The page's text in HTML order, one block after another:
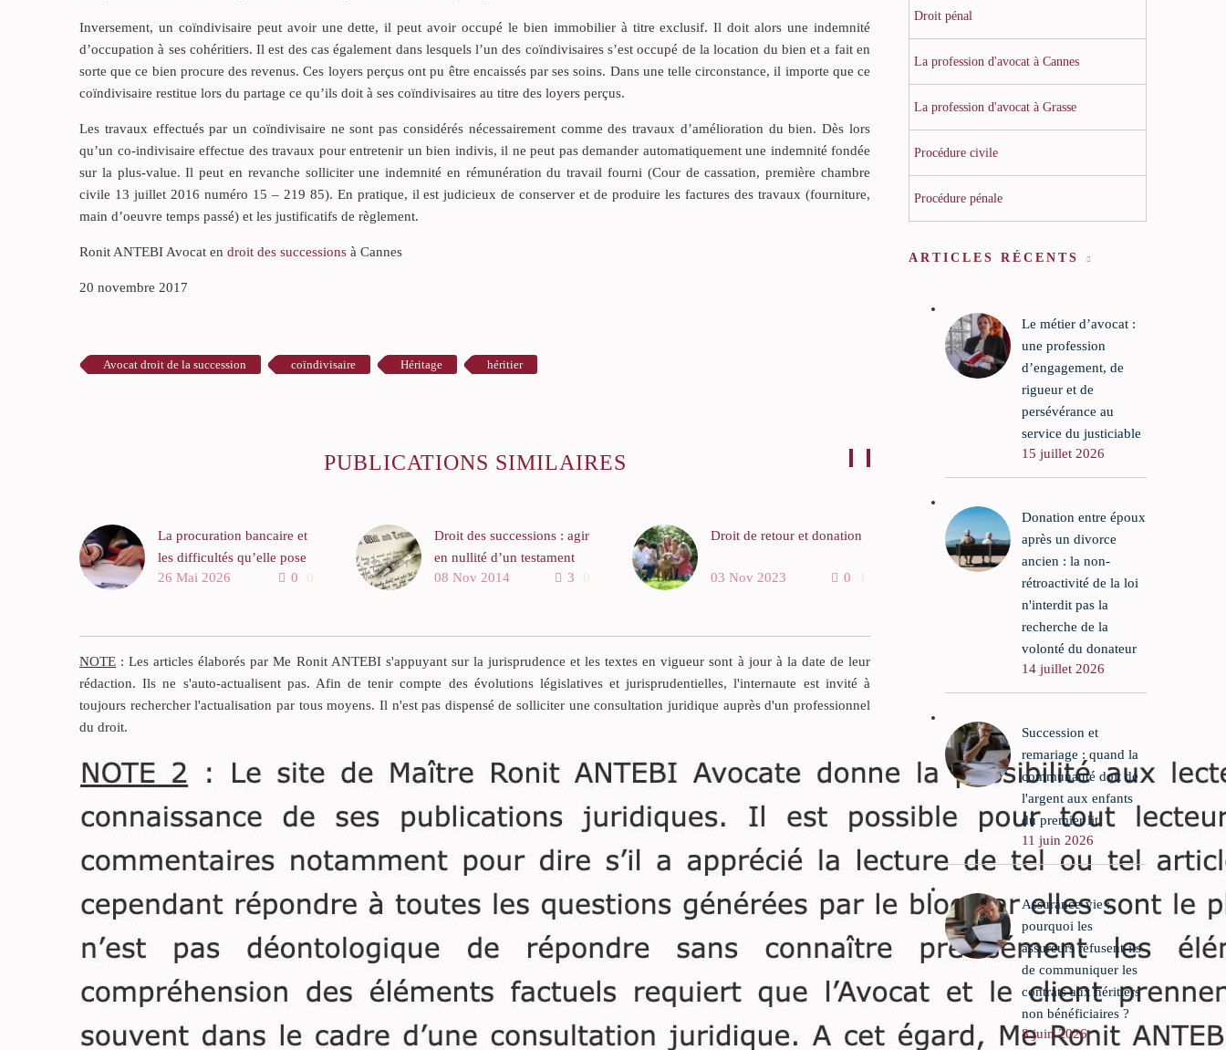
Inversement, un coïndivisaire peut avoir une dette, il peut avoir occupé le bien immobilier à titre exclusif. Il doit alors une indemnité
d’occupation à ses cohéritiers. Il est des cas également dans lesquels l’un des coïndivisaires s’est occupé de la location du bien et a fait en
sorte que ce bien procure des revenus. Ces loyers perçus ont pu être encaissés par ses soins. Dans une telle circonstance, il importe que ce
coïndivisaire restitue lors du partage ce qu’ils doit à ses coïndivisaires au titre des loyers perçus.
Les travaux effectués par un coïndivisaire ne sont pas considérés nécessairement comme des travaux d’amélioration du bien. Dès lors
qu’un co-indivisaire effectue des travaux pour entretenir un bien indivis, il ne peut pas demander automatiquement une indemnité fondée
sur la plus-value. Il peut en revanche solliciter une indemnité en rémunération du travail fourni (Cour de cassation, première chambre
civile 13 juillet 2016 numéro 15 – 219 85). En pratique, il est judicieux de conserver et de produire les factures des travaux (fourniture,
main d’oeuvre temps passé) et les justificatifs de règlement.
Ronit ANTEBI Avocat en droit des successions à Cannes
20 novembre 2017
Avocat droit de la succession coïndivisaire Héritage héritier
PUBLICATIONS SIMILAIRES
La procuration bancaire et
les difficultés qu’elle pose
en droit des successions0 0
26 Mai 2026
Droit des successions : agir
en nullité d’un testament
titre gratuit et à cause de
mort. Son auteur peut
librement le révoquer de
son vivant. Au décès de
Ils ont la possibilité de
soutenir que ledit testament
n’est pas valable pour les
motifs suivants : le
consentement du rédacteur
a été vicié par l’erreur, le
dol ou la violence, pour
insanité d’esprit du
testateur, incapacité de
disposer ou de recevoir,
défaut de cause ou cause
3 0
08 Nov 2014
Droit de retour et donation
La Cour de cassation,
2015 pourvoi numéro 14
21.337 publié au bulletin et
sur Légifrance.
0
03 Nov 2023
Imputation du legs en
usufruit
0
0
15 Oct 2023
NOTE : Les articles élaborés par Me Ronit ANTEBI s'appuyant sur la jurisprudence et les textes en vigueur sont à jour à la date de leur
rédaction. Ils ne s'auto-actualisent pas. Afin de tenir compte des évolutions législatives et jurisprudentielles, l'internaute est invité à
toujours rechercher l'actualisation par tous moyens. Il n'est pas dispensé de solliciter une consultation juridique auprès d'un professionnel
du droit.
Droit pénal
La profession d'avocat à Cannes
La profession d'avocat à Grasse
Procédure civile
Procédure pénale
ARTICLES RÉCENTS
Le métier d’avocat :
une profession
d’engagement, de
rigueur et de
persévérance au
service du justiciable
15 juillet 2026
Donation entre époux
après un divorce
ancien : la non-
rétroactivité de la loi
n'interdit pas la
recherche de la
volonté du donateur
14 juillet 2026
Succession et
remariage : quand la
communauté doit de
l'argent aux enfants
du premier lit
11 juin 2026
Assurance-vie :
pourquoi les
assureurs refusent-ils
de communiquer les
contrats aux héritiers
non bénéficiaires ?
8 juin 2026